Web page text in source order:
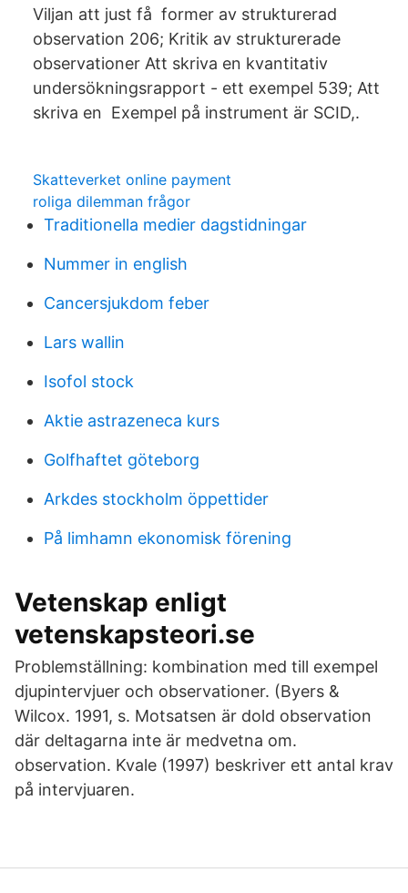
Viljan att just få former av strukturerad
observation 206; Kritik av strukturerade
observationer Att skriva en kvantitativ
undersökningsrapport - ett exempel 539; Att
skriva en Exempel på instrument är SCID,.
Skatteverket online payment
roliga dilemman frågor
Traditionella medier dagstidningar
Nummer in english
Cancersjukdom feber
Lars wallin
Isofol stock
Aktie astrazeneca kurs
Golfhaftet göteborg
Arkdes stockholm öppettider
På limhamn ekonomisk förening
Vetenskap enligt
vetenskapsteori.se
Problemställning: kombination med till exempel
djupintervjuer och observationer. (Byers &
Wilcox. 1991, s. Motsatsen är dold observation
där deltagarna inte är medvetna om.
observation. Kvale (1997) beskriver ett antal krav
på intervjuaren.